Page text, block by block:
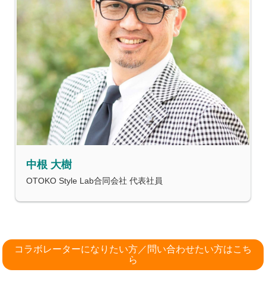
中根 大樹
OTOKO Style Lab合同会社 代表社員
コラボレーターになりたい方／問い合わせたい方はこち
ら